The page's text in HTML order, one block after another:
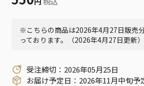
※こちらの商品は2026年4月27日販売
っております。（2026年4月27日更新）
受注締切：2026年05月25日
お届け予定日：2026年11月中旬予